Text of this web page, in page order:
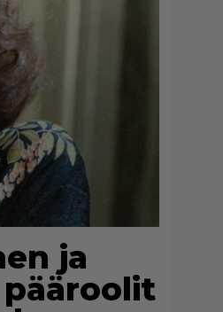
ja